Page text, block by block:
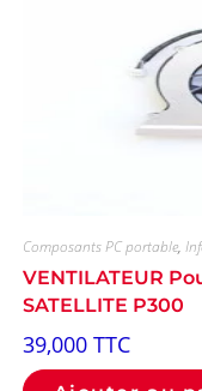
Composants PC portable,
VENTILATEUR
SATELLITE P300
39,000 TTC